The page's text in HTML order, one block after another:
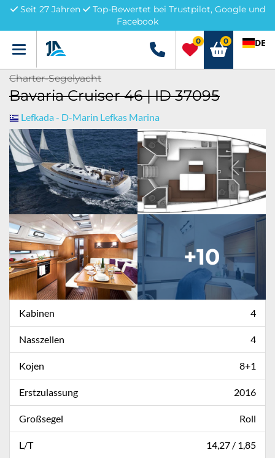
Seit 27 Jahren
Top-Bewertet bei Trustpilot, Google und
Facebook
Menü +49 5741 3222690
0 0 DE
Charter-Segelyacht
Bavaria Cruiser 46 | ID 37095
Lefkada - D-Marin Lefkas Marina
+10
Kabinen 4
Nasszellen 4
Kojen 8+1
Erstzulassung 2016
Großsegel Roll
L/T 14,27 / 1,85